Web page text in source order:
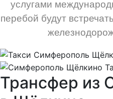
услугами
перебой будут
Трансфер из